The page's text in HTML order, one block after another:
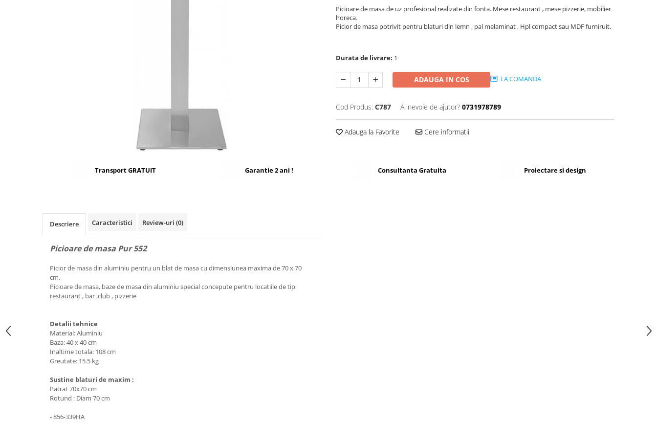
Picioare de masa de uz profesional realizate din fonta. Mese restaurant , mese pizzerie, mobilier
horeca.
Picior de masa potrivit pentru blaturi din lemn , pal melaminat , Hpl compact sau MDF furniruit.
Durata de livrare: 1
ADAUGA IN COS LA COMANDA
Cod Produs: C787 Ai nevoie de ajutor? 0731978789
Adauga la Favorite Cere informatii
Transport GRATUIT Garantie 2 ani ! Consultanta Gratuita Proiectare si design
Descriere Caracteristici Review-uri (0)
Picioare de masa Pur 552
Picior de masa din aluminiu pentru un blat de masa cu dimensiunea maxima de 70 x 70
cm.
Picioare de masa, baze de masa din aluminiu special concepute pentru locatiile de tip
restaurant , bar ,club , pizzerie
Detalii tehnice
Material: Aluminiu
Baza: 40 x 40 cm
Inaltime totala: 108 cm
Greutate: 15.5 kg
Sustine blaturi de maxim :
Patrat 70x70 cm
Rotund : Diam 70 cm
- 856-339HA